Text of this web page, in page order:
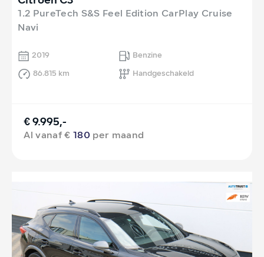
1.2 PureTech S&S Feel Edition CarPlay Cruise
Navi
2019
Benzine
86.815 km
Handgeschakeld
€ 9.995,-
Al vanaf €180 per maand